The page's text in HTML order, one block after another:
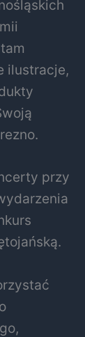
ilustracje,
.
przy